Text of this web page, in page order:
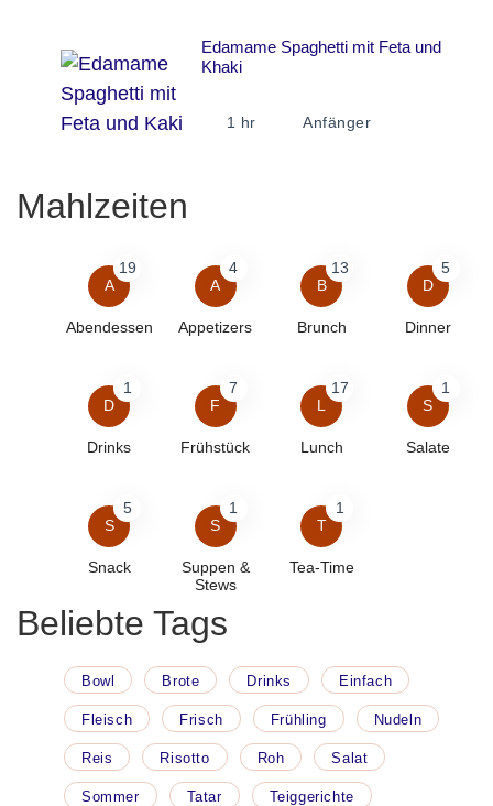
Edamame Spaghetti mit Feta und
Khaki
1 hr Anfänger
Mahlzeiten
A
19
Abendessen
A
4
Appetizers
B
13
Brunch
D
5
Dinner
D
1
Drinks
F
7
Frühstück
L
17
Lunch
S
1
Salate
S
5
Snack
S
1
Suppen &
Stews
T
1
Tea-Time
Beliebte Tags
Bowl Brote Drinks Einfach
Fleisch Frisch Frühling Nudeln
Reis Risotto Roh Salat
Sommer Tatar Teiggerichte